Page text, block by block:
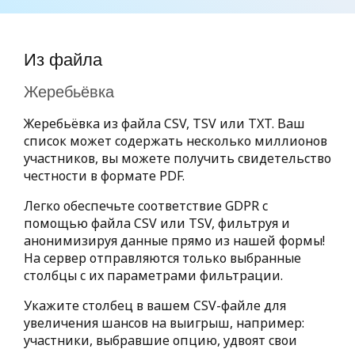
Из файла
Жеребьёвка
Жеребьёвка из файла CSV, TSV или TXT. Ваш
список может содержать несколько миллионов
участников, вы можете получить свидетельство
честности в формате PDF.
Легко обеспечьте соответствие GDPR с
помощью файла CSV или TSV, фильтруя и
анонимизируя данные прямо из нашей формы!
На сервер отправляются только выбранные
столбцы с их параметрами фильтрации.
Укажите столбец в вашем CSV-файле для
увеличения шансов на выигрыш, например:
участники, выбравшие опцию, удвоят свои